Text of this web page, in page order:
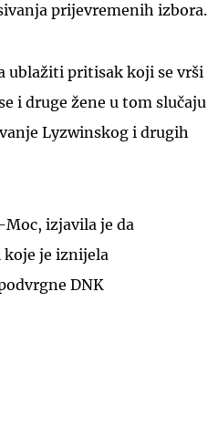
prijevremenih izbora.
ublažiti pritisak koji se vrši
i druge žene u tom slučaju
Lyzwinskog i drugih
izjavila je da
je iznijela
DNK